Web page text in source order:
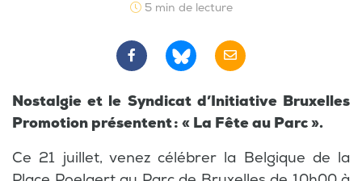
5 min de lecture
Nostalgie et le Syndicat d’Initiative Bruxelles
Promotion présentent : « La Fête au Parc ».
Ce 21 juillet, venez célébrer la Belgique de la